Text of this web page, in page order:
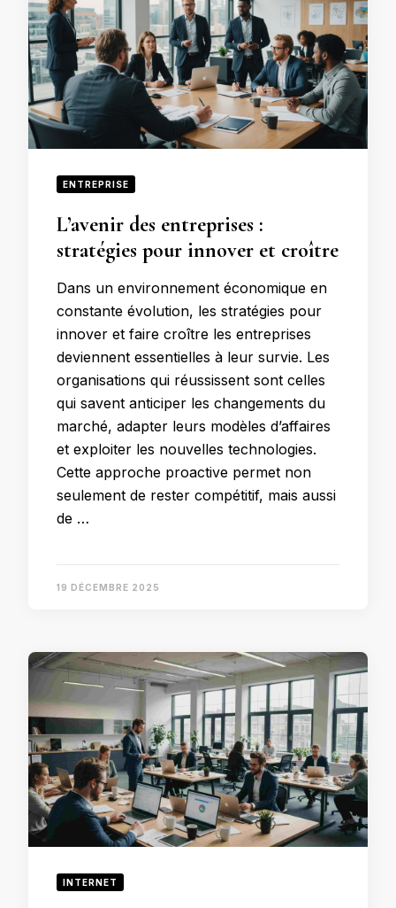
ENTREPRISE
L’avenir des entreprises :
stratégies pour innover et croître
Dans un environnement économique en
constante évolution, les stratégies pour
innover et faire croître les entreprises
deviennent essentielles à leur survie. Les
organisations qui réussissent sont celles
qui savent anticiper les changements du
marché, adapter leurs modèles d’affaires
et exploiter les nouvelles technologies.
Cette approche proactive permet non
seulement de rester compétitif, mais aussi
de …
19 DÉCEMBRE 2025
INTERNET